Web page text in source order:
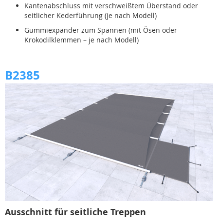
Kantenabschluss mit verschweißtem Überstand oder
seitlicher Kederführung (je nach Modell)
Gummiexpander zum Spannen (mit Ösen oder
Krokodilklemmen – je nach Modell)
B2385
Ausschnitt für seitliche Treppen